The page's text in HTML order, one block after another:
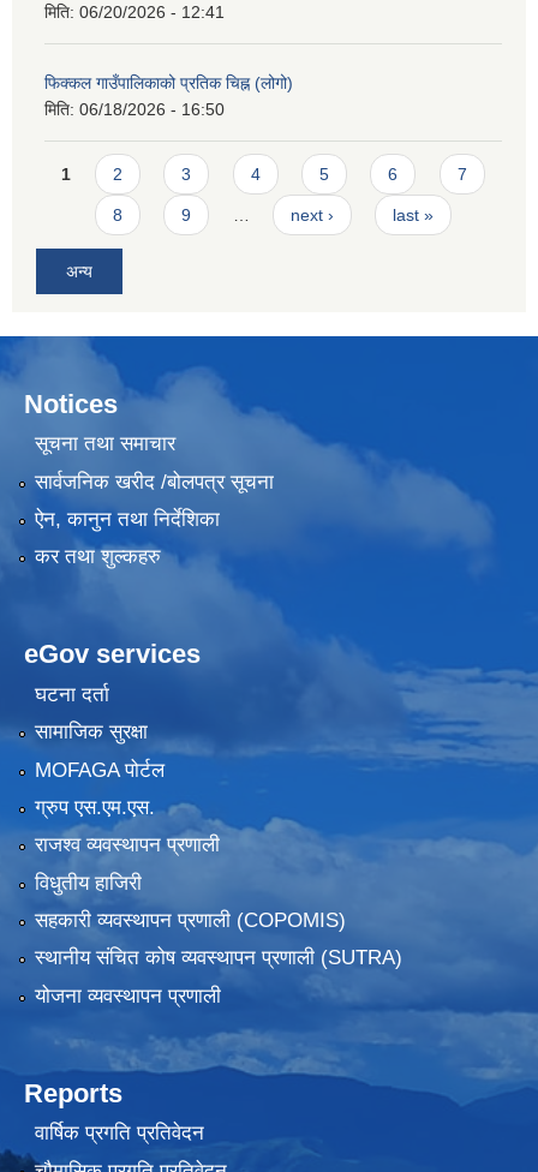
मिति: 06/20/2026 - 12:41
फिक्कल गाउँपालिकाको प्रतिक चिह्न (लोगो)
मिति: 06/18/2026 - 16:50
Pages
1 2 3 4 5 6 7
8 9 … next › last »
अन्य
Notices
सूचना तथा समाचार
सार्वजनिक खरीद /बोलपत्र सूचना
ऐन, कानुन तथा निर्देशिका
कर तथा शुल्कहरु
eGov services
घटना दर्ता
सामाजिक सुरक्षा
MOFAGA पोर्टल
ग्रुप एस.एम.एस.
राजश्व व्यवस्थापन प्रणाली
विधुतीय हाजिरी
सहकारी व्यवस्थापन प्रणाली (COPOMIS)
स्थानीय संचित कोष व्यवस्थापन प्रणाली (SUTRA)
योजना व्यवस्थापन प्रणाली
Reports
वार्षिक प्रगति प्रतिवेदन